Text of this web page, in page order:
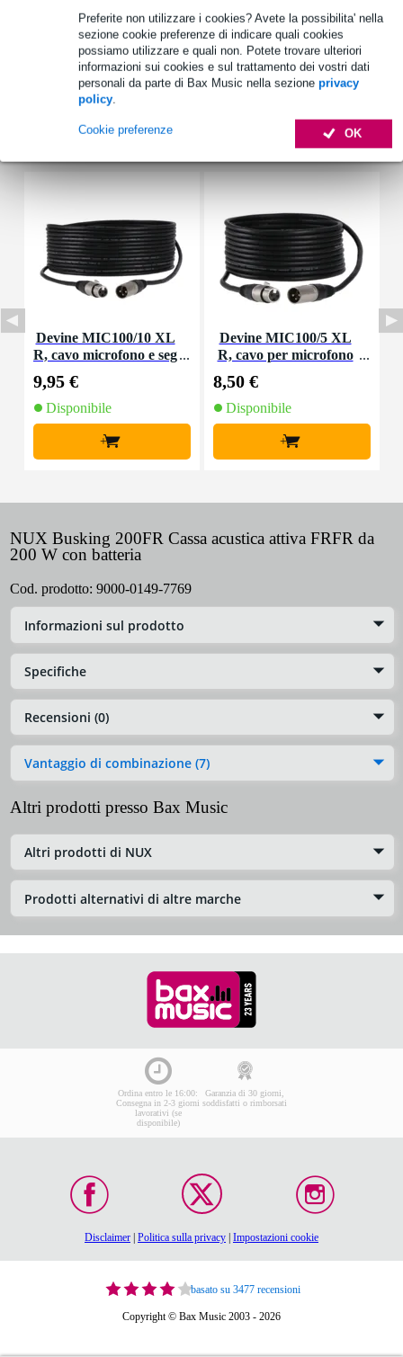
Preferite non utilizzare i cookies? Avete la possibilita' nella
sezione cookie preferenze di indicare quali cookies
possiamo utilizzare e quali non. Potete trovare ulteriori
informazioni sui cookies e sul trattamento dei vostri dati
personali da parte di Bax Music nella sezione privacy
policy.
OK
Cookie preferenze
Woofer da 8 pollici
2 tweeter da 3 pollici
gamma di frequenza: 60 Hz - 20 kHz
Specifiche complete
Accessori (19)
Devine MIC100/10 XL
R, cavo microfono e seg
9,95 €
Disponibile
+
Devine MIC100/5 XL
R, cavo per microfono
8,50 €
Disponibile
+
NUX Busking 200FR Cassa acustica attiva FRFR da
200 W con batteria
Cod. prodotto: 9000-0149-7769
Informazioni sul prodotto
Specifiche
Recensioni (0)
Vantaggio di combinazione (7)
Altri prodotti presso Bax Music
Altri prodotti di NUX
Prodotti alternativi di altre marche
Ordina entro le 16:00:
Consegna in 2-3 giorni
lavorativi (se
disponibile)
Garanzia di 30 giorni,
soddisfatti o rimborsati
Disclaimer | Politica sulla privacy | Impostazioni cookie
basato su 3477 recensioni
Copyright © Bax Music 2003 - 2026